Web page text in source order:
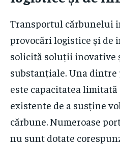
Transportul cărbunelui
provocări logistice și de
solicită soluții inovative
substanțiale. Una
este capacitatea
existente de a susține
cărbune. Numeroase
nu sunt dotate